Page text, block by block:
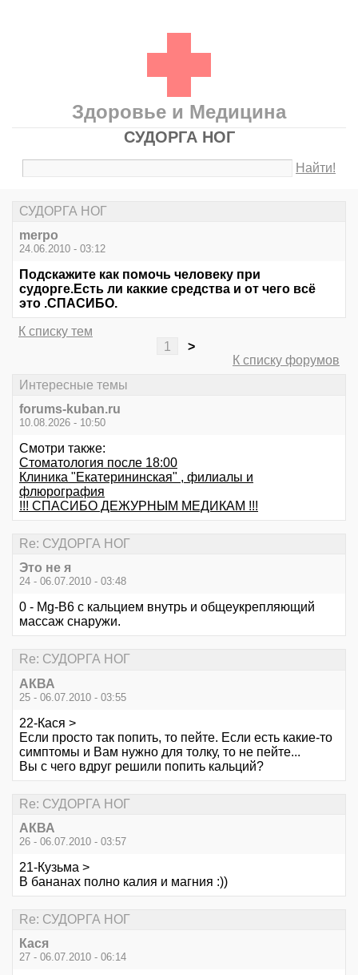
Здоровье и Медицина
СУДОРГА НОГ
Найти!
СУДОРГА НОГ
merpo
24.06.2010 - 03:12
Подскажите как помочь человеку при
судорге.Есть ли каккие средства и от чего всё
это .СПАСИБО.
К списку тем
1
>
К списку форумов
Интересные темы
forums-kuban.ru
10.08.2026 - 10:50
Смотри также:
Стоматология после 18:00
Клиника "Екатерининская" , филиалы и
флюрография
!!! СПАСИБО ДЕЖУРНЫМ МЕДИКАМ !!!
Re: СУДОРГА НОГ
Это не я
24 - 06.07.2010 - 03:48
0 - Mg-B6 с кальцием внутрь и общеукрепляющий
массаж снаружи.
Re: СУДОРГА НОГ
АКВА
25 - 06.07.2010 - 03:55
22-Кася >
Если просто так попить, то пейте. Если есть какие-то
симптомы и Вам нужно для толку, то не пейте...
Вы с чего вдруг решили попить кальций?
Re: СУДОРГА НОГ
АКВА
26 - 06.07.2010 - 03:57
21-Кузьма >
В бананах полно калия и магния :))
Re: СУДОРГА НОГ
Кася
27 - 06.07.2010 - 06:14